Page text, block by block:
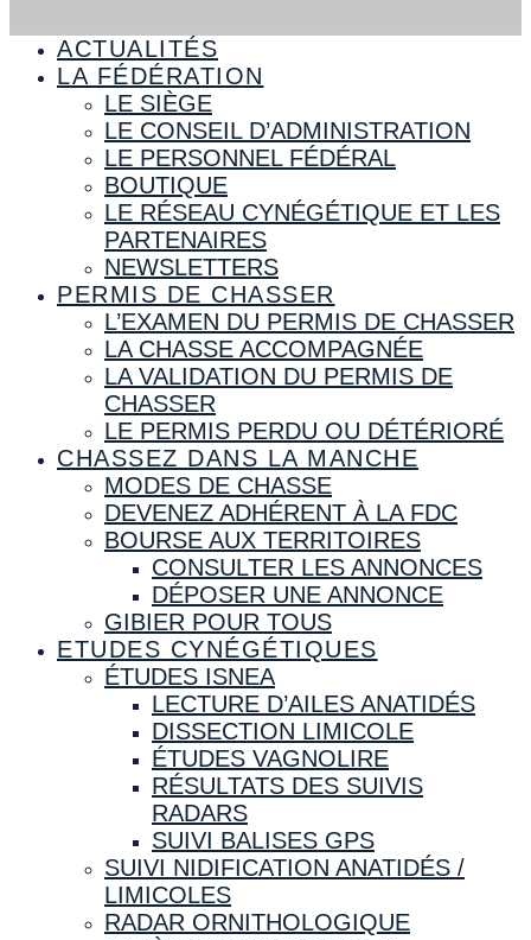
ACTUALITÉS
LA FÉDÉRATION
LE SIÈGE
LE CONSEIL D’ADMINISTRATION
LE PERSONNEL FÉDÉRAL
BOUTIQUE
LE RÉSEAU CYNÉGÉTIQUE ET LES
PARTENAIRES
NEWSLETTERS
PERMIS DE CHASSER
L’EXAMEN DU PERMIS DE CHASSER
LA CHASSE ACCOMPAGNÉE
LA VALIDATION DU PERMIS DE
CHASSER
LE PERMIS PERDU OU DÉTÉRIORÉ
CHASSEZ DANS LA MANCHE
MODES DE CHASSE
DEVENEZ ADHÉRENT À LA FDC
BOURSE AUX TERRITOIRES
CONSULTER LES ANNONCES
DÉPOSER UNE ANNONCE
GIBIER POUR TOUS
ETUDES CYNÉGÉTIQUES
ÉTUDES ISNEA
LECTURE D’AILES ANATIDÉS
DISSECTION LIMICOLE
ÉTUDES VAGNOLIRE
RÉSULTATS DES SUIVIS
RADARS
SUIVI BALISES GPS
SUIVI NIDIFICATION ANATIDÉS /
LIMICOLES
RADAR ORNITHOLOGIQUE